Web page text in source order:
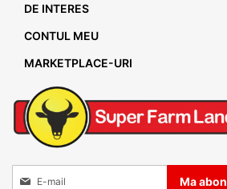
DE INTERES
CONTUL MEU
MARKETPLACE-URI
Inscrieti-va la Buletinele noastre
Ma